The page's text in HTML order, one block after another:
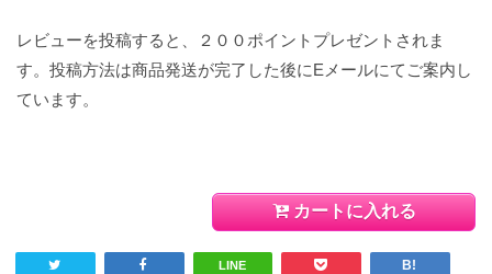
レビューを投稿すると、２００ポイントプレゼントされま
す。投稿方法は商品発送が完了した後にEメールにてご案内し
ています。
カートに入れる
LINE